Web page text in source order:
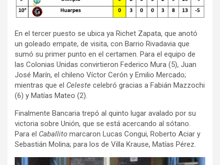
En el tercer puesto se ubica ya Richet Zapata, que anotó
un goleado empate, de visita, con Barrio Rivadavia que
sumó su primer punto en el certamen. Para el equipo de
las Colonias Unidas convirtieron Federico Mura (5), Juan
José Marín, el chileno Víctor Cerón y Emilio Mercado;
mientras que el Celeste celebró gracias a Fabián Mazzochi
(6) y Matías Mateo (2).
Finalmente Bancaria trepó al quinto lugar avalado por su
victoria sobre Unión, que se está acercando al sótano.
Para el Caballito marcaron Lucas Congui, Roberto Aciar y
Sebastián Molina; para los de Villa Krause, Matías Pérez.